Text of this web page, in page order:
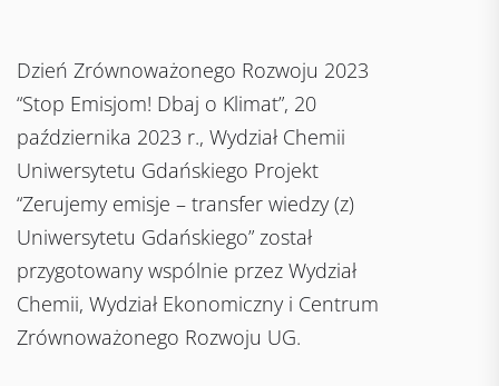
Dzień Zrównoważonego Rozwoju 2023
“Stop Emisjom! Dbaj o Klimat”, 20
października 2023 r., Wydział Chemii
Uniwersytetu Gdańskiego Projekt
“Zerujemy emisje – transfer wiedzy (z)
Uniwersytetu Gdańskiego” został
przygotowany wspólnie przez Wydział
Chemii, Wydział Ekonomiczny i Centrum
Zrównoważonego Rozwoju UG.